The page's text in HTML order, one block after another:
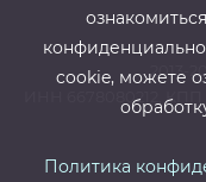
2013-
ИНН 6678080212, КПП
cookie, можете
Политика